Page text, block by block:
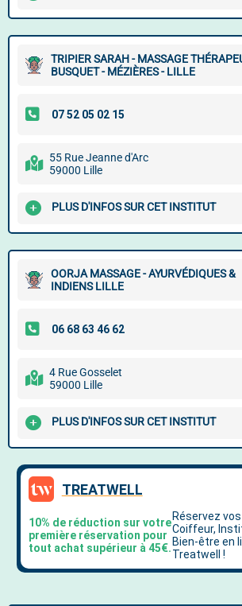
TRIPIER SARAH - MASSAGE
BUSQUET - MÉZIÈRES - LILLE
55 Rue Jeanne d'Arc
59000 Lille
PLUS D'INFOS SUR CET INSTITUT
OORJA MASSAGE - AYURVÉDIQUES &
INDIENS LILLE
4 Rue Gosselet
59000 Lille
PLUS D'INFOS SUR CET INSTITUT